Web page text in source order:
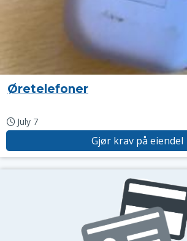
Øretelefoner
July 7
Gjør krav på eiendel